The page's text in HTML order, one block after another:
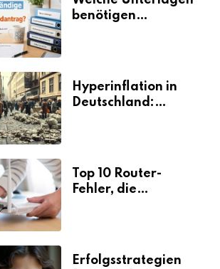
benötigen
Hyperinflation in
Deutschland:
Top 10 Router-
Fehler, die
Erfolgsstrategien